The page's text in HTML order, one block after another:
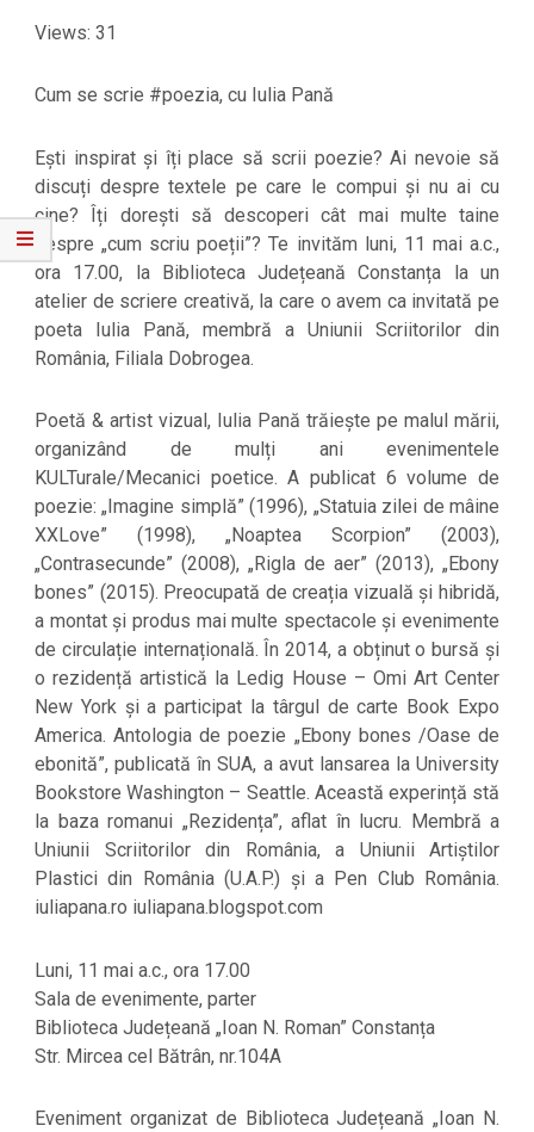
Views: 31
Cum se scrie #poezia, cu Iulia Pană
Ești inspirat și îți place să scrii poezie? Ai nevoie să
discuți despre textele pe care le compui și nu ai cu
cine? Îți dorești să descoperi cât mai multe taine
despre „cum scriu poeții”? Te invităm luni, 11 mai a.c.,
ora 17.00, la Biblioteca Județeană Constanța la un
atelier de scriere creativă, la care o avem ca invitată pe
poeta Iulia Pană, membră a Uniunii Scriitorilor din
România, Filiala Dobrogea.
Poetă & artist vizual, Iulia Pană trăiește pe malul mării,
organizând de mulți ani evenimentele
KULTurale/Mecanici poetice. A publicat 6 volume de
poezie: „Imagine simplă” (1996), „Statuia zilei de mâine
XXLove” (1998), „Noaptea Scorpion” (2003),
„Contrasecunde” (2008), „Rigla de aer” (2013), „Ebony
bones” (2015). Preocupată de creația vizuală și hibridă,
a montat și produs mai multe spectacole și evenimente
de circulație internațională. În 2014, a obținut o bursă și
o rezidență artistică la Ledig House – Omi Art Center
New York și a participat la târgul de carte Book Expo
America. Antologia de poezie „Ebony bones /Oase de
ebonită”, publicată în SUA, a avut lansarea la University
Bookstore Washington – Seattle. Această experință stă
la baza romanui „Rezidența”, aflat în lucru. Membră a
Uniunii Scriitorilor din România, a Uniunii Artiștilor
Plastici din România (U.A.P.) și a Pen Club România.
iuliapana.ro iuliapana.blogspot.com
Luni, 11 mai a.c., ora 17.00
Sala de evenimente, parter
Biblioteca Județeană „Ioan N. Roman” Constanța
Str. Mircea cel Bătrân, nr.104A
Eveniment organizat de Biblioteca Județeană „Ioan N.